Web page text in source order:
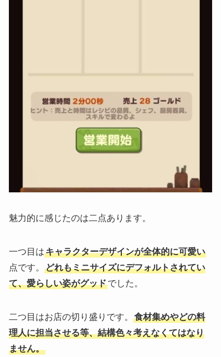
魅力的に感じたのは二点あります。
一つ目はキャラクターデザインが全体的に可愛い
点です。 どれもミニサイズにデフォルトされてい
て、愛らしい姿がグッドでした。
二つ目はお店の切り盛りです。 食材集めやどの料
理人に担当させる等、結構色々考えなくてはなり
ません。